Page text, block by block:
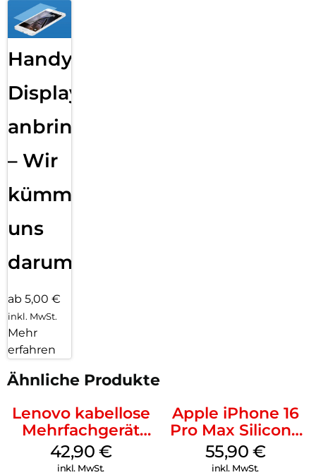
Handy
Displayfolie
anbringen
– Wir
kümmern
uns
darum!
ab 5,00 €
inkl. MwSt.
Mehr
erfahren
Ähnliche Produkte
Lenovo kabellose
Mehrfachgerät
Luna Grey
42,90 €
inkl. MwSt.
Apple iPhone 16
Pro Max Silicone
Case MagSafe
Stone Gray
55,90 €
inkl. MwSt.